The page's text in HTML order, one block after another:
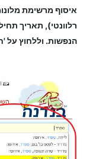
איסוף מרשימת
רלוונטי), תאריך
הנפשות. וללחוץ על